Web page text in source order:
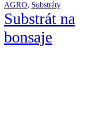
AGRO, Substráty
Substrát na
bonsaje